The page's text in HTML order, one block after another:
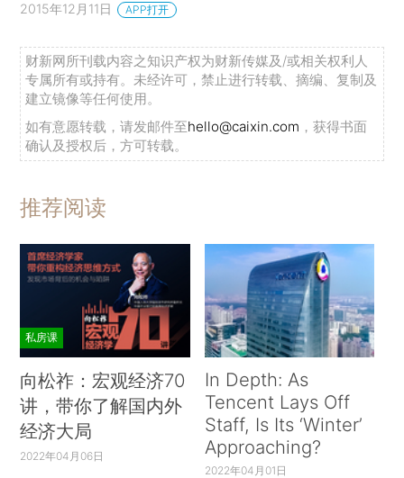
2015年12月11日 APP打开
财新网所刊载内容之知识产权为财新传媒及/或相关权利人
专属所有或持有。未经许可，禁止进行转载、摘编、复制及
建立镜像等任何使用。
如有意愿转载，请发邮件至hello@caixin.com ，获得书面
确认及授权后，方可转载。
推荐阅读
私房课
向松祚：宏观经济70
讲，带你了解国内外
经济大局
2022年04月06日
In Depth: As
Tencent Lays Off
Staff, Is Its ‘Winter’
Approaching?
2022年04月01日